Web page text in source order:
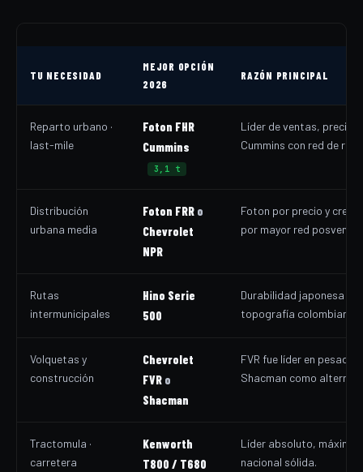
TU NECESIDAD
MEJOR OPCIÓN
2026
RAZÓN PRINCIPAL
Reparto urbano ·
last-mile
Foton FHR
Cummins
3,1 t
Líder de ventas, precio
Cummins con red de
Distribución
urbana media
Foton FRR o
Chevrolet
NPR
Foton por precio y
por mayor red posventa
Rutas
intermunicipales
Hino Serie
500
Durabilidad japonesa
topografía colombiana,
Volquetas y
construcción
Chevrolet
FVR o
Shacman
FVR fue líder en
Shacman como
Tractomula ·
carretera
Kenworth
T800 / T680
Líder absoluto, máxima
nacional sólida.